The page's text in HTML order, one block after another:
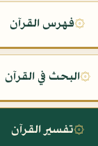
۞فهرس القرآن
۞البحث في القرآن
۞تفسير القرآن